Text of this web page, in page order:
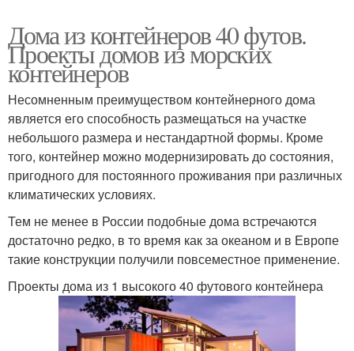
Дома из контейнеров 40 футов.
Проекты домов из морских
контейнеров
Несомненным преимуществом контейнерного дома
является его способность размещаться на участке
небольшого размера и нестандартной формы. Кроме
того, контейнер можно модернизировать до состояния,
пригодного для постоянного проживания при различных
климатических условиях.
Тем не менее в России подобные дома встречаются
достаточно редко, в то время как за океаном и в Европе
такие конструкции получили повсеместное применение.
Проекты дома из 1 высокого 40 футового контейнера